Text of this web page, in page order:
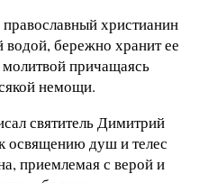
христианин
водой, бережно хранит ее
причащаясь
немощи.
святитель Димитрий
освящению душ и телес
приемлемая с верой и